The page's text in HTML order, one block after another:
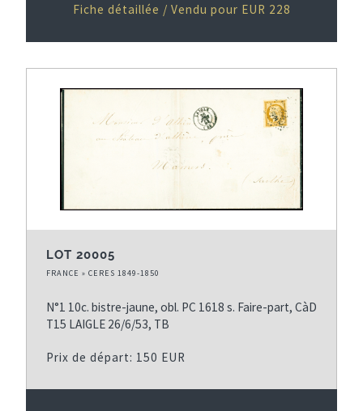
Fiche détaillée / Vendu pour EUR 228
LOT 20005
FRANCE » CERES 1849-1850
N°1 10c. bistre-jaune, obl. PC 1618 s. Faire-part, CàD
T15 LAIGLE 26/6/53, TB
Prix de départ: 150 EUR